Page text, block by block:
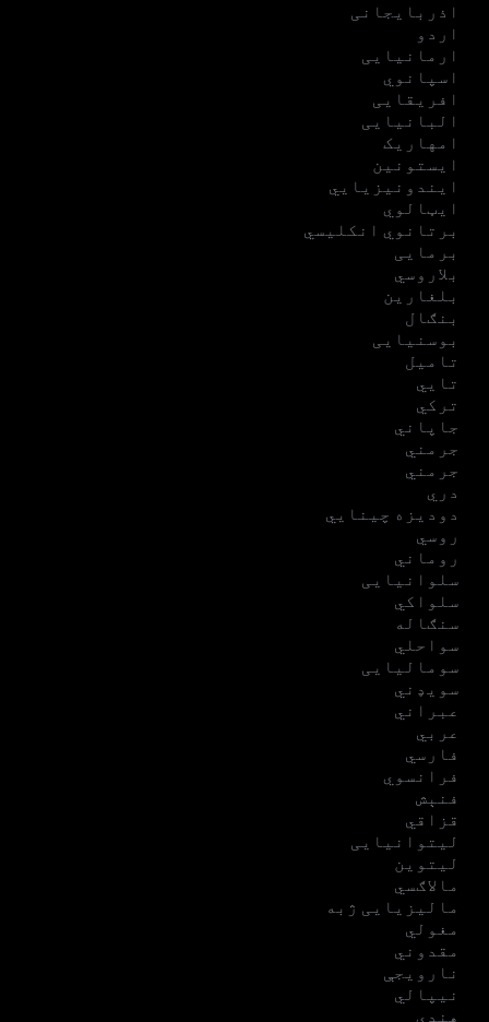
اذربایجانی
اردو
ارمانیایی
اسپانوي
افریقایی
البانیایی
امهاریک
ایستونین
ایندونیزیایي
ایټالوي
برتانوي انکلیسي
برمایی
بلاروسي
بلغارین
بنګال
بوسنیایی
تامیل
تایي
ترکي
جاپاني
جرمني
جرمني
دري
دودیزه چینایي
روسي
روماني
سلوانیایی
سلواکي
سنګاله
سواحلي
سومالیایی
سویډني
عبراني
عربي
فارسي
فرانسوي
فنېش
قزاقي
لیتوانیایی
لیتوین
مالاګسي
مالیزیایی ژبه
مغولي
مقدوني
نارویجې
نیپالي
هندي